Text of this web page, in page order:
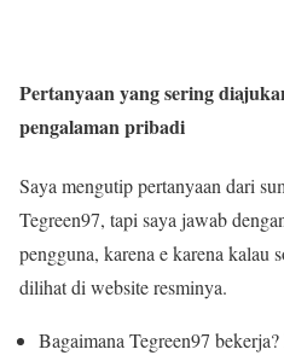
Pertanyaan yang sering
pengalaman pribadi
Saya mengutip pertanyaan dari
Tegreen97, tapi saya jawab
pengguna, karena e karena kalau
dilihat di website resminya.
Bagaimana Tegreen97